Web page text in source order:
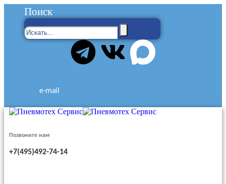
Поиск
e-mail
Позвоните нам
+7(495)492-74-14